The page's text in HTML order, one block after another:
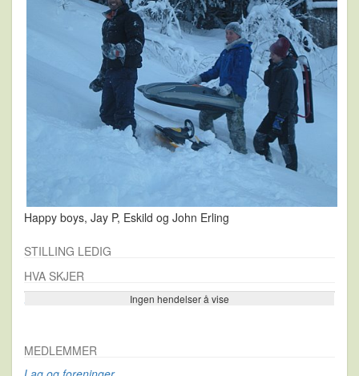
Happy boys, Jay P, Eskild og John Erling
STILLING LEDIG
HVA SKJER
Ingen hendelser å vise
Se flere…
MEDLEMMER